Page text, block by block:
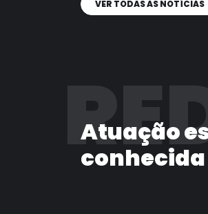
VER TODAS AS NOTÍCIAS
Atuação